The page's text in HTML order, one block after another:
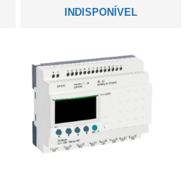
INDISPONÍVEL